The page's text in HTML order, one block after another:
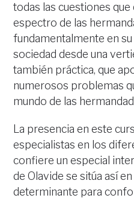
todas las cuestiones
espectro de las
fundamentalmente en
sociedad desde una
también práctica, que
numerosos problemas
mundo de las
La presencia en este
especialistas en los
confiere un especial
de Olavide se sitúa así
determinante para